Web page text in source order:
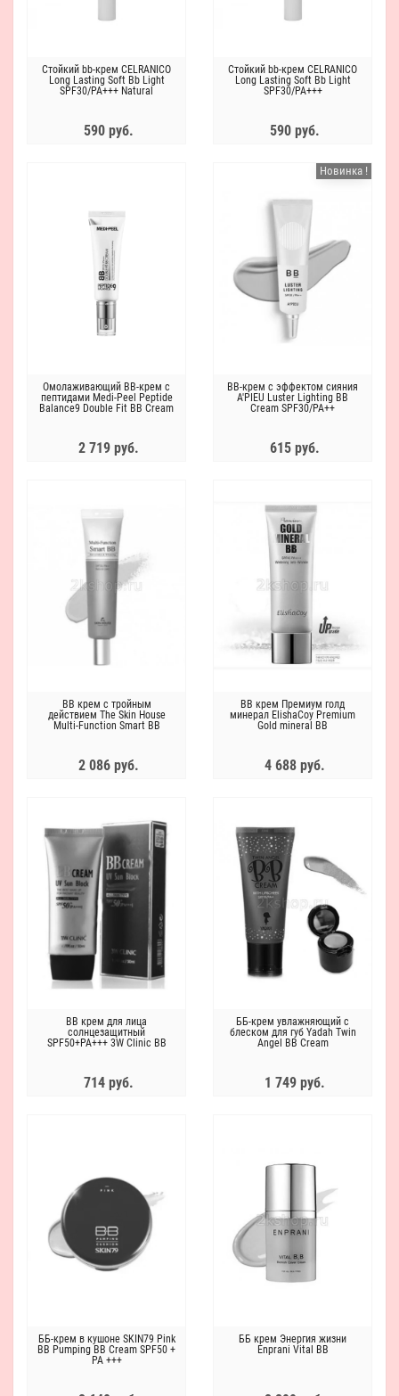
Стойкий bb-крем CELRANICO
Long Lasting Soft Bb Light
SPF30/PA+++ Natural
590 руб.
Стойкий bb-крем CELRANICO
Long Lasting Soft Bb Light
SPF30/PA+++
590 руб.
Омолаживающий BB-крем с
пептидами Medi-Peel Peptide
Balance9 Double Fit BB Cream
2 719 руб.
Новинка !
ВВ-крем с эффектом сияния
A'PIEU Luster Lighting BB
Cream SPF30/PA++
615 руб.
ВВ крем с тройным
действием The Skin House
Multi-Function Smart BB
2 086 руб.
ВВ крем Премиум голд
минерал ElishaCoy Premium
Gold mineral BB
4 688 руб.
ВВ крем для лица
солнцезащитный
SPF50+PA+++ 3W Clinic BB
714 руб.
ББ-крем увлажняющий с
блеском для губ Yadah Twin
Angel BB Cream
1 749 руб.
ББ-крем в кушоне SKIN79 Pink
BB Pumping BB Cream SPF50 +
PA +++
ББ крем Энергия жизни
Enprani Vital BB